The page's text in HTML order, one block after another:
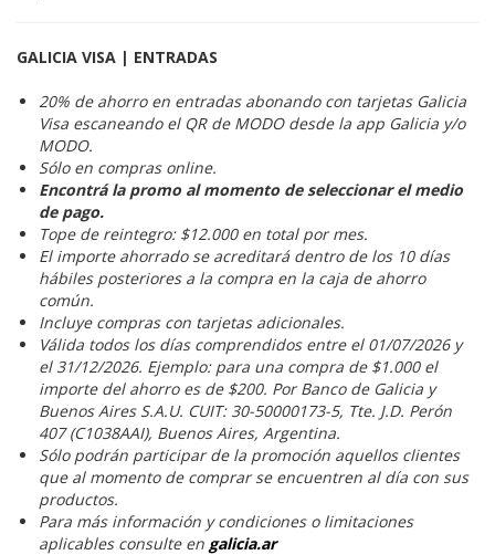
GALICIA VISA | ENTRADAS
20% de ahorro en entradas abonando con tarjetas Galicia
Visa escaneando el QR de MODO desde la app Galicia y/o
MODO.
Sólo en compras online.
Encontrá la promo al momento de seleccionar el medio
de pago.
Tope de reintegro: $12.000 en total por mes.
El importe ahorrado se acreditará dentro de los 10 días
hábiles posteriores a la compra en la caja de ahorro
común.
Incluye compras con tarjetas adicionales.
Válida todos los días comprendidos entre el 01/07/2026 y
el 31/12/2026. Ejemplo: para una compra de $1.000 el
importe del ahorro es de $200. Por Banco de Galicia y
Buenos Aires S.A.U. CUIT: 30-50000173-5, Tte. J.D. Perón
407 (C1038AAI), Buenos Aires, Argentina.
Sólo podrán participar de la promoción aquellos clientes
que al momento de comprar se encuentren al día con sus
productos.
Para más información y condiciones o limitaciones
aplicables consulte en galicia.ar